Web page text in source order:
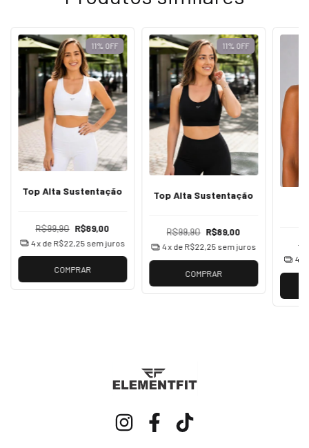
11% OFF
Top Alta Sustentação
R$99,90 R$89,00
4x de R$22,25 sem juros
COMPRAR
11% OFF
Top Alta Sustentação
R$99,90 R$89,00
4x de R$22,25 sem juros
COMPRAR
4